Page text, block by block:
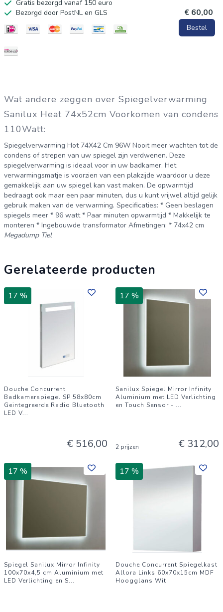
Gratis bezorgd vanaf 150 euro
Bezorgd door PostNL en GLS
€ 60,00
Bestel
Wat andere zeggen over Spiegelverwarming
Sanilux Heat 74x52cm Voorkomen van condens
110Watt:
Spiegelverwarming Hot 74X42 Cm 96W Nooit meer wachten tot de
condens of strepen van uw spiegel zijn verdwenen. Deze
spiegelverwarming is ideaal voor in uw badkamer. Het
verwarmingsmatje is voorzien van een plakzijde waardoor u deze
gemakkelijk aan uw spiegel kan vast maken. De opwarmtijd
bedraagt ook maar een paar minuten, dus u kunt vrijwel altijd gelijk
gebruik maken van de verwarming. Specificaties: * Geen beslagen
spiegels meer * 96 watt * Paar minuten opwarmtijd * Makkelijk te
monteren * Ingebouwde transformator Afmetingen: * 74x42 cm
Megadump Tiel
Gerelateerde producten
17 %
Douche Concurrent
Badkamerspiegel SP 58x80cm
Geintegreerde Radio Bluetooth
LED V...
€ 516,00
17 %
Sanilux Spiegel Mirror Infinity
Aluminium met LED Verlichting
en Touch Sensor - ...
2 prijzen € 312,00
17 %
Spiegel Sanilux Mirror Infinity
100x70x4,5 cm Aluminium met
LED Verlichting en S...
17 %
Douche Concurrent Spiegelkast
Allora Links 60x70x15cm MDF
Hoogglans Wit